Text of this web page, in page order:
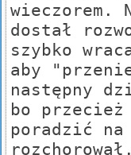
wieczorem.
dostał
szybko
aby
następny
bo przecież
poradzić